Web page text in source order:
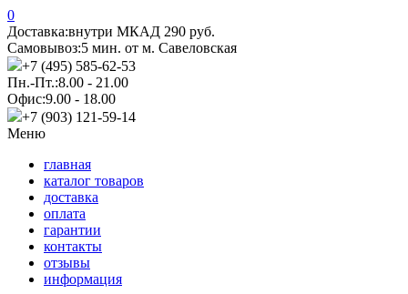
0
Доставка:внутри МКАД 290 руб.
Самовывоз:5 мин. от м. Савеловская
+7 (495) 585-62-53
Пн.-Пт.:8.00 - 21.00
Офис:9.00 - 18.00
+7 (903) 121-59-14
Меню
главная
каталог товаров
доставка
оплата
гарантии
контакты
отзывы
информация